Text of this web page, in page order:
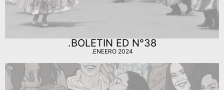
.BOLETIN ED N°38
.ENEERO 2024